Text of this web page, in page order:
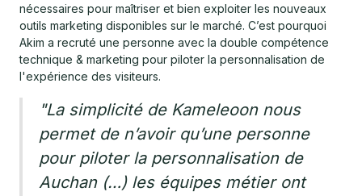
nécessaires pour maîtriser et bien exploiter les nouveaux
outils marketing disponibles sur le marché. C’est pourquoi
Akim a recruté une personne avec la double compétence
technique & marketing pour piloter la personnalisation de
l'expérience des visiteurs.
"La simplicité de Kameleoon nous
permet de n’avoir qu’une personne
pour piloter la personnalisation de
Auchan (…) les équipes métier ont